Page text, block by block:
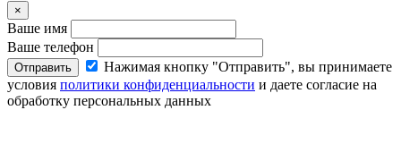
×
Ваше имя
Ваше телефон
Отправить
Нажимая кнопку "Отправить", вы принимаете
условия политики конфиденциальности и даете согласие на
обработку персональных данных